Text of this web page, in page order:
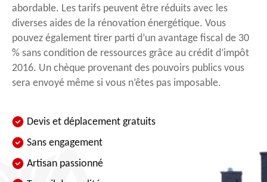
abordable. Les tarifs peuvent être réduits avec les
diverses aides de la rénovation énergétique. Vous
pouvez également tirer parti d’un avantage fiscal de 30
% sans condition de ressources grâce au crédit d’impôt
2016. Un chèque provenant des pouvoirs publics vous
sera envoyé même si vous n’êtes pas imposable.
Devis et déplacement gratuits
Sans engagement
Artisan passionné